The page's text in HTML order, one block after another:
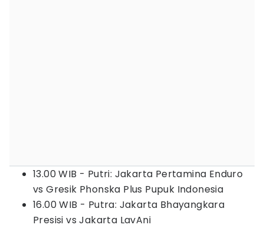
13.00 WIB - Putri: Jakarta Pertamina Enduro
vs Gresik Phonska Plus Pupuk Indonesia
16.00 WIB - Putra: Jakarta Bhayangkara
Presisi vs Jakarta LavAni